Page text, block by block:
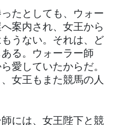
たとしても、ウォー
案内され、女王から
うない。それは、ど
る。ウォーラー師
愛していたからだ。
女王もまた競馬の人
には、女王陛下と競